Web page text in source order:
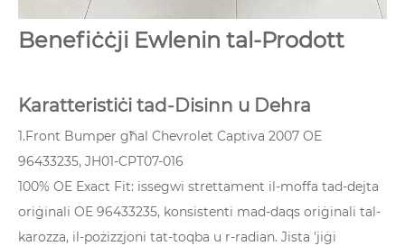
Benefiċċji Ewlenin tal-Prodott
Karatteristiċi tad-Disinn u Dehra
1.Front Bumper għal Chevrolet Captiva 2007 OE
96433235, JH01-CPT07-016
100% OE Exact Fit: issegwi strettament il-moffa tad-dejta
oriġinali OE 96433235, konsistenti mad-daqs oriġinali tal-
karozza, il-pożizzjoni tat-toqba u r-radian. Jista 'jiġi